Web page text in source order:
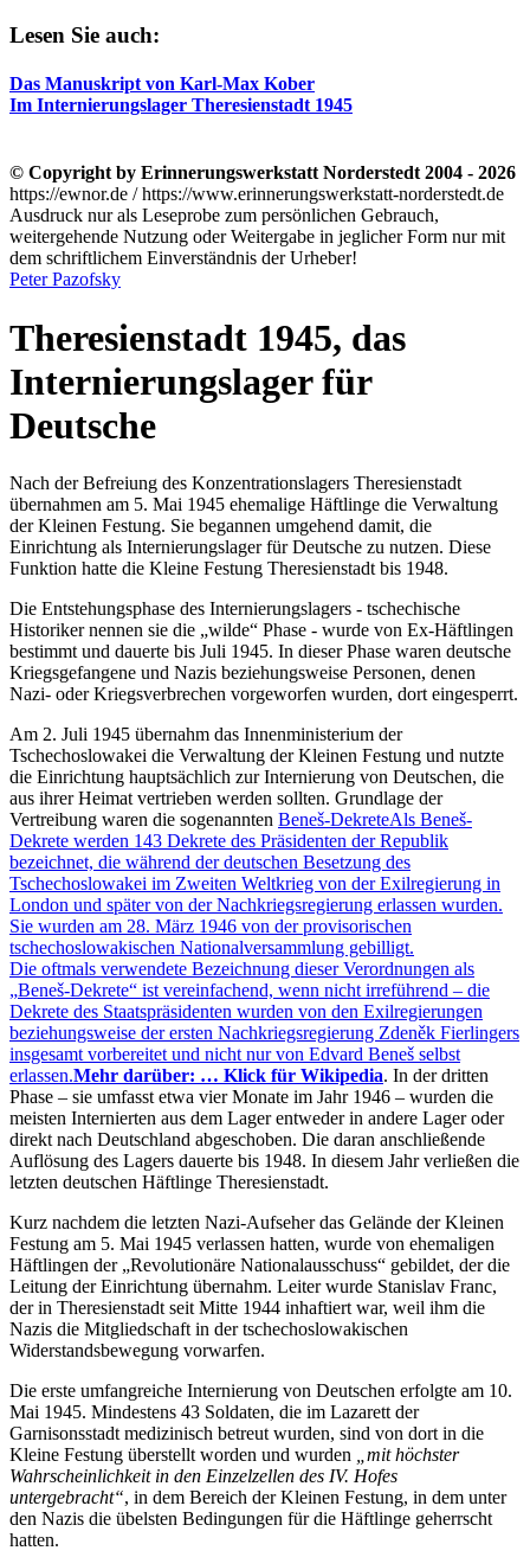
Lesen Sie auch:
Das Manuskript von Karl-Max Kober
Im Internierungslager Theresienstadt 1945
© Copyright by Erinnerungswerkstatt Norderstedt 2004 - 2026
https://ewnor.de / https://www.erinnerungswerkstatt-norderstedt.de
Ausdruck nur als Leseprobe zum persönlichen Gebrauch,
weitergehende Nutzung oder Weitergabe in jeglicher Form nur mit
dem schriftlichem Einverständnis der Urheber!
Peter Pazofsky
Theresienstadt 1945, das
Internierungslager für
Deutsche
Nach der Befreiung des Konzentrationslagers Theresienstadt
übernahmen am 5. Mai 1945 ehemalige Häftlinge die Verwaltung
der Kleinen Festung. Sie begannen umgehend damit, die
Einrichtung als Internierungslager für Deutsche zu nutzen. Diese
Funktion hatte die Kleine Festung Theresienstadt bis 1948.
Die Entstehungsphase des Internierungslagers - tschechische
Historiker nennen sie die
wilde
Phase - wurde von Ex-Häftlingen
bestimmt und dauerte bis Juli 1945. In dieser Phase waren deutsche
Kriegsgefangene und Nazis beziehungsweise Personen, denen
Nazi- oder Kriegsverbrechen vorgeworfen wurden, dort eingesperrt.
Am 2. Juli 1945 übernahm das Innenministerium der
Tschechoslowakei die Verwaltung der Kleinen Festung und nutzte
die Einrichtung hauptsächlich zur Internierung von Deutschen, die
aus ihrer Heimat vertrieben werden sollten. Grundlage der
Vertreibung waren die sogenannten Beneš-DekreteAls Beneš-
Dekrete werden 143 Dekrete des Präsidenten der Republik
bezeichnet, die während der deutschen Besetzung des
Tschechoslowakei im Zweiten Weltkrieg von der Exilregierung in
London und später von der Nachkriegsregierung erlassen wurden.
Sie wurden am 28. März 1946 von der provisorischen
tschechoslowakischen Nationalversammlung gebilligt.
Die oftmals verwendete Bezeichnung dieser Verordnungen als
Beneš-Dekrete
ist vereinfachend, wenn nicht irreführend – die
Dekrete des Staatspräsidenten wurden von den Exilregierungen
beziehungsweise der ersten Nachkriegsregierung Zdeněk Fierlingers
insgesamt vorbereitet und nicht nur von Edvard Beneš selbst
erlassen.Mehr darüber: … Klick für Wikipedia. In der dritten
Phase – sie umfasst etwa vier Monate im Jahr 1946 – wurden die
meisten Internierten aus dem Lager entweder in andere Lager oder
direkt nach Deutschland abgeschoben. Die daran anschließende
Auflösung des Lagers dauerte bis 1948. In diesem Jahr verließen die
letzten deutschen Häftlinge Theresienstadt.
Kurz nachdem die letzten Nazi-Aufseher das Gelände der Kleinen
Festung am 5. Mai 1945 verlassen hatten, wurde von ehemaligen
Häftlingen der Revolutionäre Nationalausschuss
gebildet, der die
Leitung der Einrichtung übernahm. Leiter wurde Stanislav Franc,
der in Theresienstadt seit Mitte 1944 inhaftiert war, weil ihm die
Nazis die Mitgliedschaft in der tschechoslowakischen
Widerstandsbewegung vorwarfen.
Die erste umfangreiche Internierung von Deutschen erfolgte am 10.
Mai 1945. Mindestens 43 Soldaten, die im Lazarett der
Garnisonsstadt medizinisch betreut wurden, sind von dort in die
Kleine Festung überstellt worden und wurden
mit höchster
Wahrscheinlichkeit in den Einzelzellen des IV. Hofes
untergebracht , in dem Bereich der Kleinen Festung, in dem unter
den Nazis die übelsten Bedingungen für die Häftlinge geherrscht
hatten.